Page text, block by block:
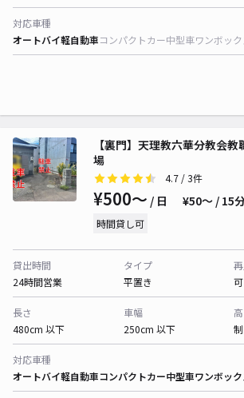
対応車種
オートバイ軽自動車コンパクトカー中型車ワンボック
【裏門】天理教六華分教会
場
4.7 / 3件
¥500〜 / 日 ¥50〜 / 15
時間貸し可
貸出時間
24時間営業
タイプ
平置き
可
長さ
480cm 以下
車幅
250cm 以下
対応車種
オートバイ軽自動車コンパクトカー中型車ワンボック